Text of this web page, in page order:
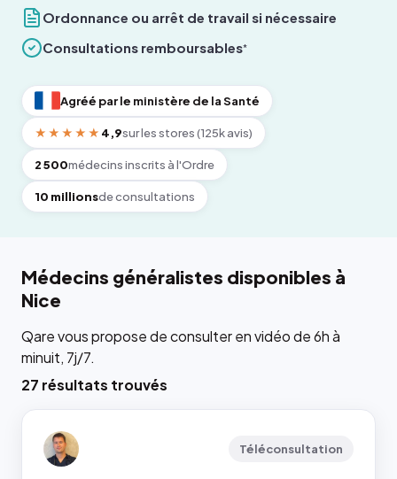
Ordonnance ou arrêt de travail si nécessaire
Consultations remboursables*
Agréé par le ministère de la Santé
★★★★★ 4,9sur les stores (125k avis)
2 500médecins inscrits à l'Ordre
10 millionsde consultations
Médecins généralistes disponibles à
Nice
Qare vous propose de consulter en vidéo de 6h à
minuit, 7j/7.
27 résultats trouvés
Téléconsultation